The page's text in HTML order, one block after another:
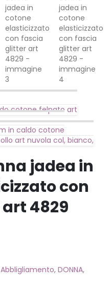
cotone felpato art
in caldo cotone
art nuvola col, bianco,
jadea in
con
4829
Abbligliamento, DONNA,